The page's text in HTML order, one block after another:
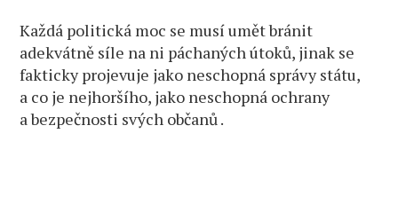
Každá politická moc se musí umět bránit
adekvátně síle na ni páchaných útoků, jinak se
fakticky projevuje jako neschopná správy státu,
a co je nejhoršího, jako neschopná ochrany
a bezpečnosti svých občanů .